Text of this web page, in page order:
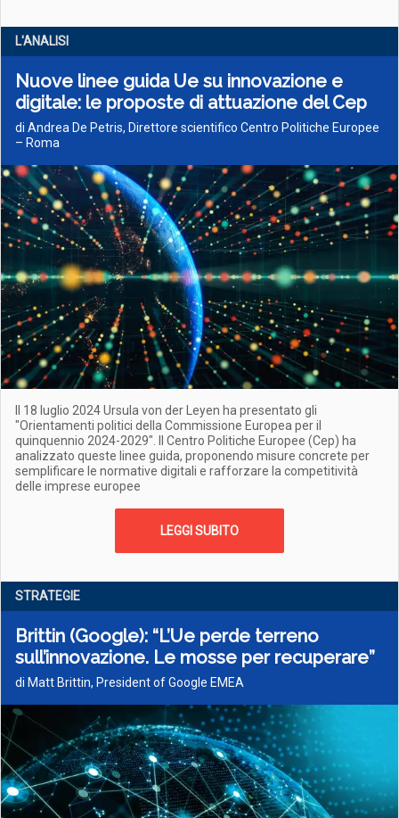
L'ANALISI
Nuove linee guida Ue su innovazione e
digitale: le proposte di attuazione del Cep
di Andrea De Petris, Direttore scientifico Centro Politiche Europee
– Roma
Il 18 luglio 2024 Ursula von der Leyen ha presentato gli
"Orientamenti politici della Commissione Europea per il
quinquennio 2024-2029". Il Centro Politiche Europee (Cep) ha
analizzato queste linee guida, proponendo misure concrete per
semplificare le normative digitali e rafforzare la competitività
delle imprese europee
LEGGI SUBITO
STRATEGIE
Brittin (Google): “L’Ue perde terreno
sull’innovazione. Le mosse per recuperare”
di Matt Brittin, President of Google EMEA